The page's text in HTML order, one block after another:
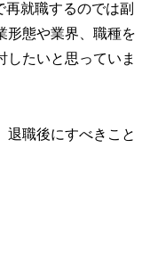
就職するのでは副
形態や業界、職種を
したいと思っていま
退職後にすべきこと